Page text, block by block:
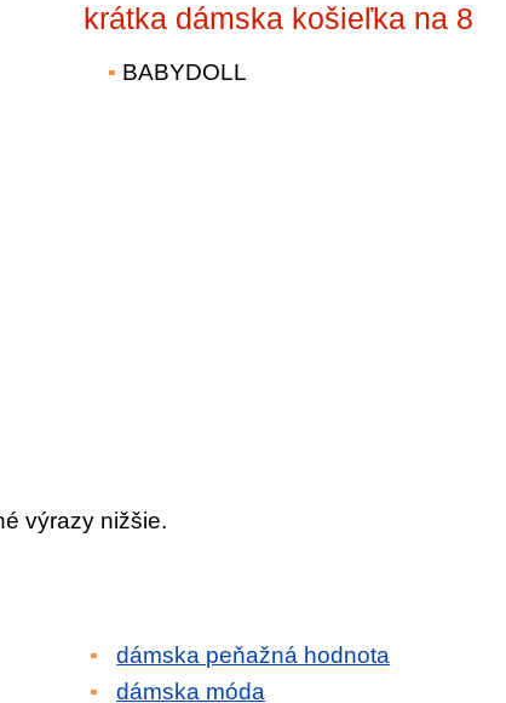
krátka dámska košieľka na 8
BABYDOLL
výrazy nižšie.
dámska peňažná hodnota
dámska móda